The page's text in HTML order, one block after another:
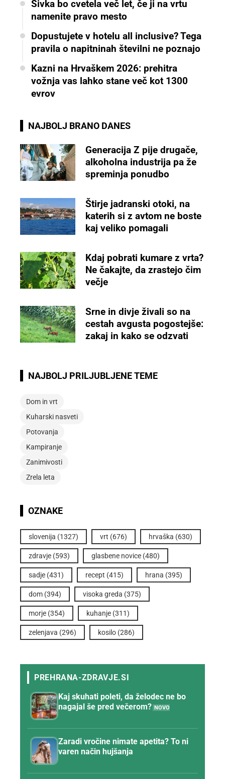
Sivka bo cvetela več let, če ji na vrtu
namenite pravo mesto
Dopustujete v hotelu all inclusive? Tega
pravila o napitninah številni ne poznajo
Kazni na Hrvaškem 2026: prehitra
vožnja vas lahko stane več kot 1300
evrov
NAJBOLJ BRANO DANES
Generacija Z pije drugače,
alkoholna industrija pa že
spreminja ponudbo
Štirje jadranski otoki, na
katerih si z avtom ne boste
kaj veliko pomagali
Kdaj pobrati kumare z vrta?
Ne čakajte, da zrastejo čim
večje
Srne in divje živali so na
cestah avgusta pogostejše:
zakaj in kako se odzvati
NAJBOLJ PRILJUBLJENE TEME
Dom in vrt
Kuharski nasveti
Potovanja
Kampiranje
Zanimivosti
Zrela leta
OZNAKE
slovenija (1327) vrt (676) hrvaška (630)
zdravje (593) glasbene novice (480)
sadje (431) recept (415) hrana (395)
dom (394) visoka greda (375)
morje (354) kuhanje (311)
zelenjava (296) kosilo (286)
Kaj skuhati poleti, da želodec ne bo
nagajal še pred večerom?
Zaradi vročine nimate apetita? To ni
varen način hujšanja